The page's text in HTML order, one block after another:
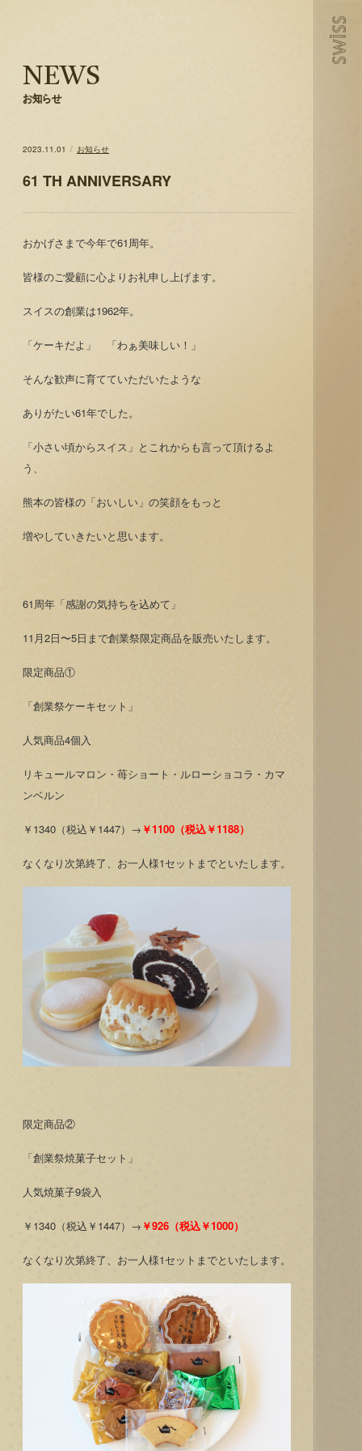
NEWS
お知らせ
2023.11.01 お知らせ
61 TH ANNIVERSARY
おかげさまで今年で61周年。
皆様のご愛顧に心よりお礼申し上げます。
スイスの創業は1962年。
「ケーキだよ」 「わぁ美味しい！」
そんな歓声に育てていただいたような
ありがたい61年でした。
「小さい頃からスイス」とこれからも言って頂けるよ
う、
熊本の皆様の「おいしい」の笑顔をもっと
増やしていきたいと思います。
61周年「感謝の気持ちを込めて」
11月2日〜5日まで創業祭限定商品を販売いたします。
限定商品①
「創業祭ケーキセット」
人気商品4個入
リキュールマロン・苺ショート・ルローショコラ・カマ
ンベルン
￥1340（税込￥1447）→ ￥1100（税込￥1188）
なくなり次第終了、お一人様1セットまでといたします。
限定商品②
「創業祭焼菓子セット」
人気焼菓子9袋入
￥1340（税込￥1447）→ ￥926（税込￥1000）
なくなり次第終了、お一人様1セットまでといたします。